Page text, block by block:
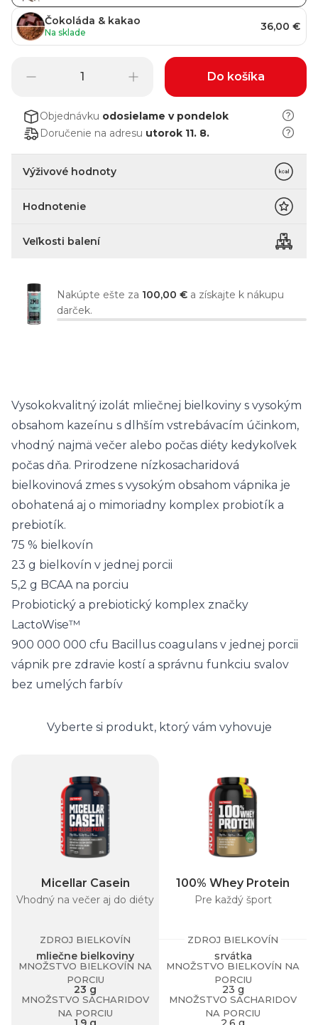
Čokoláda & kakao
Na sklade 36,00 €
Do košíka
Objednávku odosielame v pondelok
Doručenie na adresu utorok 11. 8.
Výživové hodnoty
Hodnotenie
Veľkosti balení
Nakúpte ešte za 100,00 € a získajte k nákupu
darček.
Vysokokvalitný izolát mliečnej bielkoviny s vysokým
obsahom kazeínu s dlhším vstrebávacím účinkom,
vhodný najmä večer alebo počas diéty kedykoľvek
počas dňa. Prirodzene nízkosacharidová
bielkovinová zmes s vysokým obsahom vápnika je
obohatená aj o mimoriadny komplex probiotík a
prebiotík.
75 % bielkovín
23 g bielkovín v jednej porcii
5,2 g BCAA na porciu
Probiotický a prebiotický komplex značky
LactoWise™
900 000 000 cfu Bacillus coagulans v jednej porcii
vápnik pre zdravie kostí a správnu funkciu svalov
bez umelých farbív
Vyberte si produkt, ktorý vám vyhovuje
Micellar Casein
Vhodný na večer aj do diéty
ZDROJ BIELKOVÍN
mliečne bielkoviny
MNOŽSTVO BIELKOVÍN NA
PORCIU
23 g
MNOŽSTVO SACHARIDOV
NA PORCIU
100% Whey Protein
Pre každý šport
ZDROJ BIELKOVÍN
srvátka
MNOŽSTVO BIELKOVÍN NA
PORCIU
23 g
MNOŽSTVO SACHARIDOV
NA PORCIU